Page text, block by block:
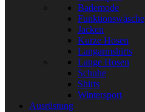
Bademode
Funktionswäsche
Jacken
Kurze Hosen
Langarmshirts
Lange Hosen
Schuhe
Shirts
Wintersport
Ausrüstung